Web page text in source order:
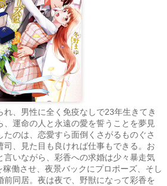
れ、男性に全く免疫なしで23年生きてき
、運命の人と永遠の愛を誓うことを夢見
たのは、恋愛すら面倒くさがるものぐさ
、見た目も良ければ仕事もできる。お
言いながら、彩香への求婚は少々暴走気
働させ、夜景バックにプロポーズ、そし
前同居。夜は夜で、野獣になって彩香を